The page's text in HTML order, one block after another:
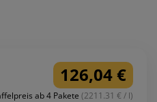
126,04 €
ab 4 Pakete (2211.31 € / l)